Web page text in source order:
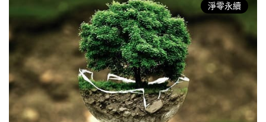
淨零永續